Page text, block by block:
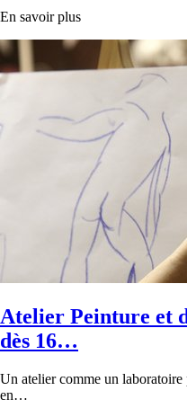
En savoir plus
Atelier Peinture et
dès 16…
Un atelier comme un
en…